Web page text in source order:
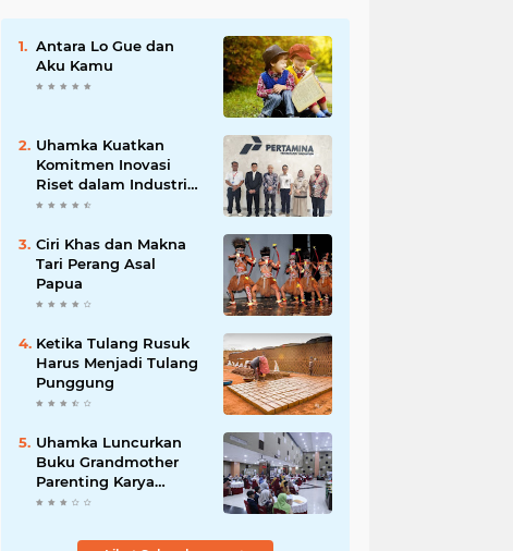
Antara Lo Gue dan
Aku Kamu
Uhamka Kuatkan
Komitmen Inovasi
Riset dalam Industri
dengan PT. Pertamina
Ciri Khas dan Makna
Tari Perang Asal
Papua
Ketika Tulang Rusuk
Harus Menjadi Tulang
Punggung
Uhamka Luncurkan
Buku Grandmother
Parenting Karya
Chandrawaty